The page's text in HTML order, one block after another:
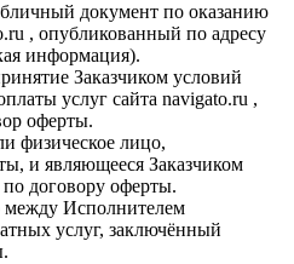
документ по оказанию
, опубликованный по адресу
информация).
Заказчиком условий
услуг сайта navigato.ru ,
оферты.
физическое лицо,
и являющееся Заказчиком
договору оферты.
между Исполнителем
услуг, заключённый